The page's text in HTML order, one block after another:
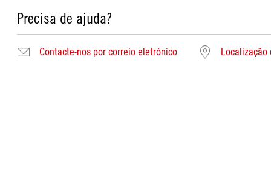
Precisa de ajuda?
Contacte-nos por correio eletrónico Localização